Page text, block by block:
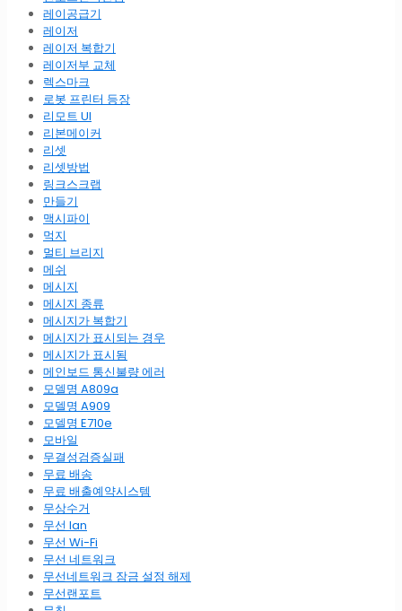
레이공급기
레이저
레이저 복합기
레이저부 교체
렉스마크
로봇 프린터 등장
리모트 UI
리본메이커
리셋
리셋방법
링크스크랩
만들기
맥시파이
먹지
멀티 브리지
메쉬
메시지
메시지 종류
메시지가 복합기
메시지가 표시되는 경우
메시지가 표시됨
메인보드 통신불량 에러
모델명 A809a
모델명 A909
모델명 E710e
모바일
무결성검증실패
무료 배송
무료 배출예약시스템
무상수거
무선 lan
무선 Wi-Fi
무선 네트워크
무선네트워크 잠금 설정 해제
무선랜포트